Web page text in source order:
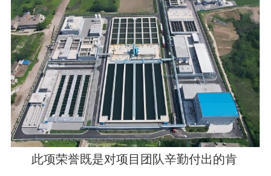
此项荣誉既是对项目团队辛勤付出的肯